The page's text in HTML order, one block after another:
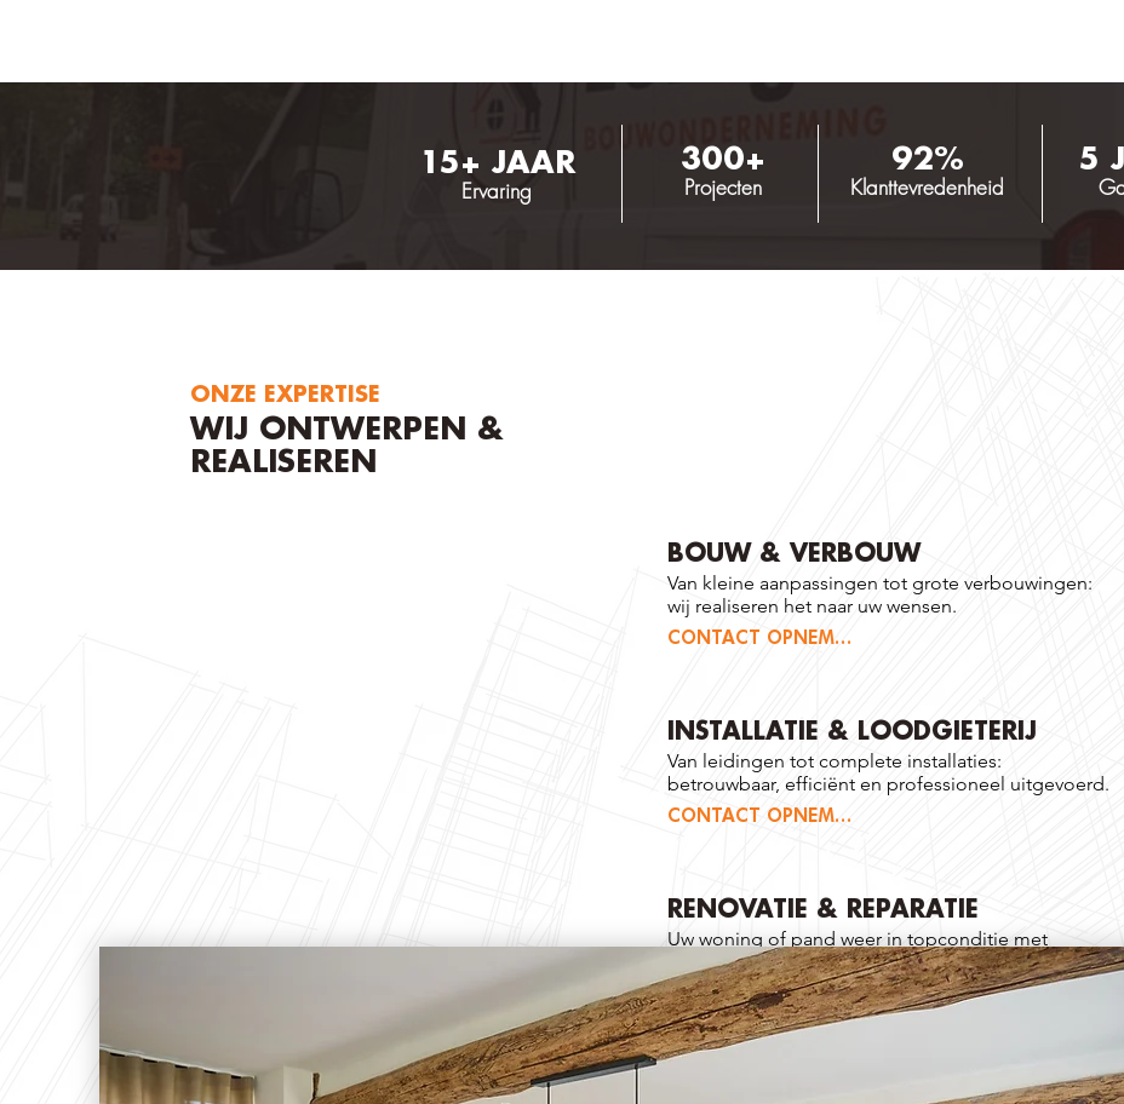
15+ JAAR
Ervaring
300+
Projecten
92%
Klanttevredenheid
5
ONZE EXPERTISE
WIJ ONTWERPEN &
REALISEREN
BOUW & VERBOUW
Van kleine aanpassingen tot grote verbouwingen:
wij realiseren het naar uw wensen.
CONTACT OPNEMEN
INSTALLATIE & LOODGIETERIJ
Van leidingen tot complete installaties:
betrouwbaar, efficiënt en professioneel uitgevoerd.
CONTACT OPNEMEN
RENOVATIE & REPARATIE
Uw woning of pand weer in topconditie met
vakwerk en duurzame oplossingen.
CONTACT OPNEMEN